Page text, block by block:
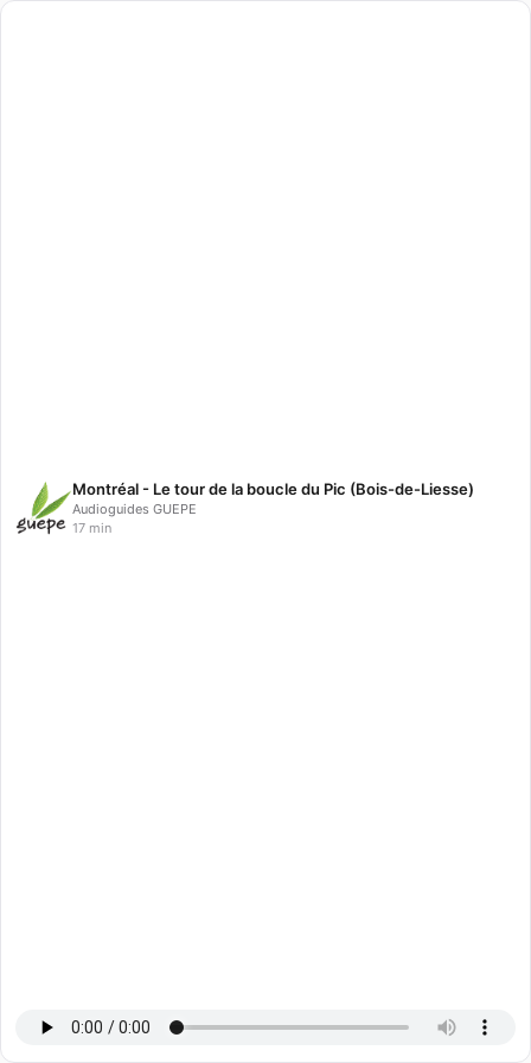
Montréal - Le tour de la boucle du Pic (Bois-de-Liesse)
Audioguides GUEPE
17 min